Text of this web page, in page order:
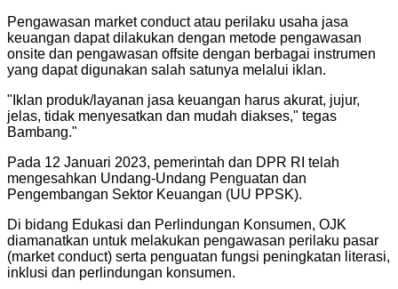
Pengawasan market conduct atau perilaku usaha jasa
keuangan dapat dilakukan dengan metode pengawasan
onsite dan pengawasan offsite dengan berbagai instrumen
yang dapat digunakan salah satunya melalui iklan.
" Iklan produk/layanan jasa keuangan harus akurat, jujur,
jelas, tidak menyesatkan dan mudah diakses," tegas
Bambang."
Pada 12 Januari 2023, pemerintah dan DPR RI telah
mengesahkan Undang-Undang Penguatan dan
Pengembangan Sektor Keuangan (UU PPSK).
Di bidang Edukasi dan Perlindungan Konsumen, OJK
diamanatkan untuk melakukan pengawasan perilaku pasar
(market conduct) serta penguatan fungsi peningkatan literasi,
inklusi dan perlindungan konsumen.